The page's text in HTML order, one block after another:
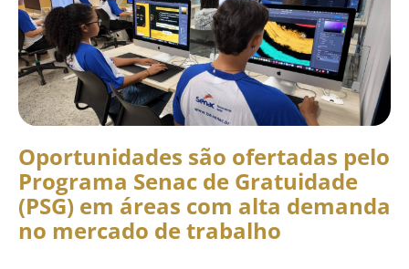
Oportunidades são ofertadas pelo
Programa Senac de Gratuidade
(PSG) em áreas com alta demanda
no mercado de trabalho